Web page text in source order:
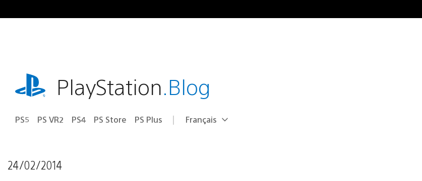
au
playstation.comPlayStation.Blog
PS5 PS VR2 PS4 PS Store PS Plus Choisir
Région
Français
24/02/2014